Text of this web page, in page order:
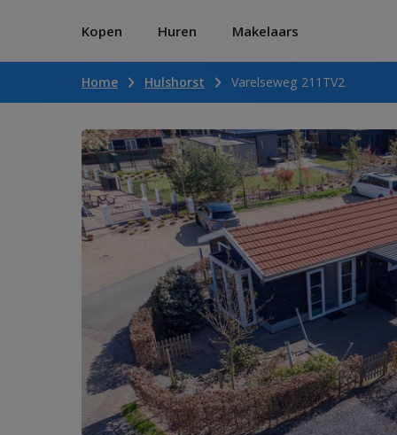
Kopen Huren Makelaars
Home Hulshorst Varelseweg 211TV2